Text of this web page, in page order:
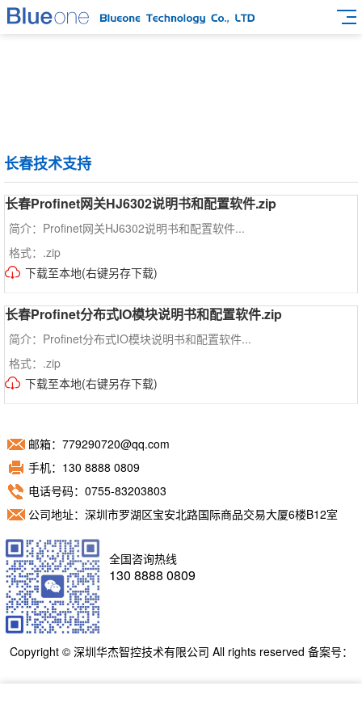
长春技术支持
长春Profinet网关HJ6302说明书和配置软件.zip
简介：Profinet网关HJ6302说明书和配置软件...
格式：.zip
下载至本地(右键另存下载)
长春Profinet分布式IO模块说明书和配置软件.zip
简介：Profinet分布式IO模块说明书和配置软件...
格式：.zip
下载至本地(右键另存下载)
邮箱：779290720@qq.com
手机：130 8888 0809
电话号码：0755-83203803
公司地址：深圳市罗湖区宝安北路国际商品交易大厦6楼B12室
全国咨询热线
130 8888 0809
Copyright © 深圳华杰智控技术有限公司 All rights reserved 备案号：